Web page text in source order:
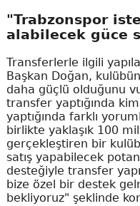
"Trabzonspor
alabilecek güce
Transferlerle ilgili
Başkan Doğan,
daha güçlü olduğunu
transfer yaptığında
yaptığında farklı
birlikte yaklaşık 100
gerçekleştiren bir
satış yapabilecek
desteğiyle transfer
bize özel bir destek
bekliyoruz" şeklinde